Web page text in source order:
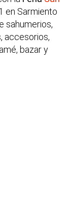
en Sarmiento
sahumerios,
accesorios,
bazar y